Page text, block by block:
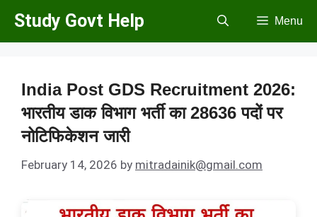
Skip
Study Govt Help Menu
India Post GDS Recruitment 2026:
भारतीय डाक विभाग भर्ती का 28636 पदों पर
नोटिफिकेशन जारी
February 14, 2026 by mitradainik@gmail.com